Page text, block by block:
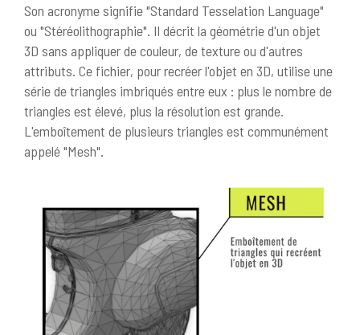
Son acronyme signifie "Standard Tesselation Language"
ou "Stéréolithographie". Il décrit la géométrie d'un objet
3D sans appliquer de couleur, de texture ou d'autres
attributs. Ce fichier, pour recréer l'objet en 3D, utilise une
série de triangles imbriqués entre eux : plus le nombre de
triangles est élevé, plus la résolution est grande.
L'emboîtement de plusieurs triangles est communément
appelé "Mesh".